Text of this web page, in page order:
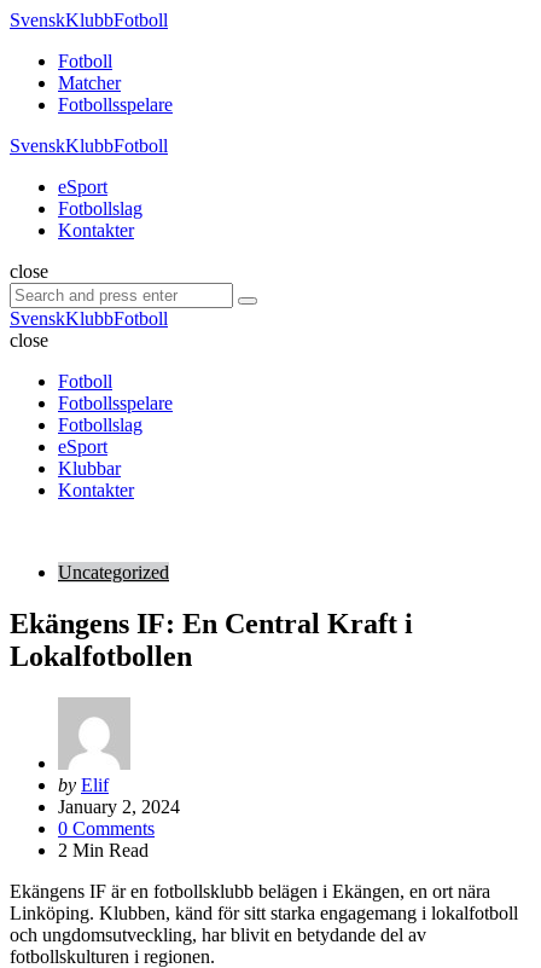
Menu
SvenskKlubbFotboll
Menu
Fotboll
Matcher
Fotbollsspelare
SvenskKlubbFotboll
eSport
Fotbollslag
Kontakter
Search
close
Search
for:
Search
SvenskKlubbFotboll
close
Fotboll
Fotbollsspelare
Fotbollslag
eSport
Klubbar
Kontakter
Uncategorized
Ekängens IF: En Central Kraft i
Lokalfotbollen
Posted
by
by Elif
January 2, 2024
0 Comments
2 Min Read
Ekängens IF är en fotbollsklubb belägen i Ekängen, en ort nära
Linköping. Klubben, känd för sitt starka engagemang i lokalfotboll
och ungdomsutveckling, har blivit en betydande del av
fotbollskulturen i regionen.